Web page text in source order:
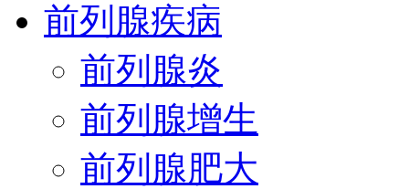
前列腺疾病
前列腺炎
前列腺增生
前列腺肥大